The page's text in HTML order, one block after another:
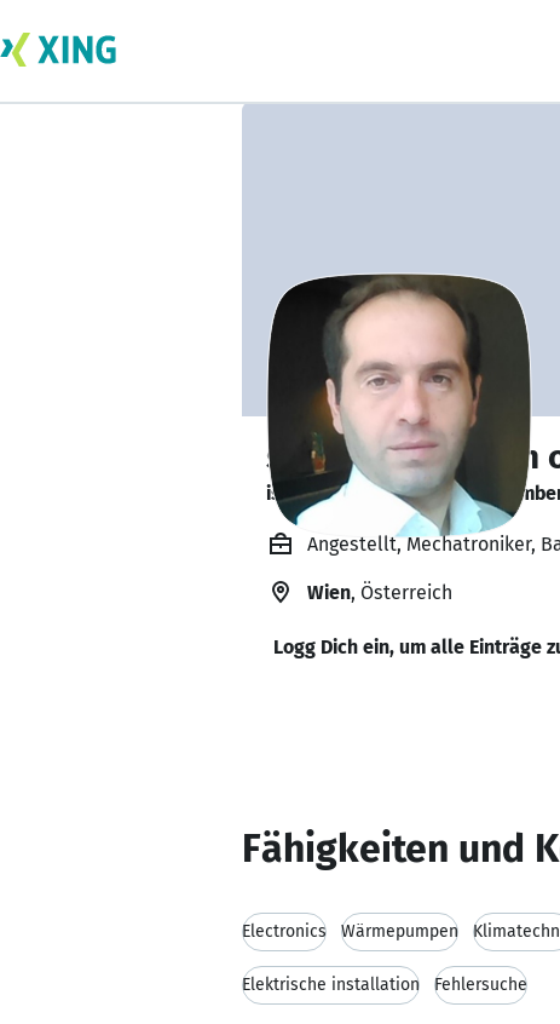
saeid akbarzadeh
is looking for a new team
Angestellt, Mechatroniker,
Wien, Österreich
Logg Dich ein, um alle Einträge
Fähigkeiten und
Electronics Wärmepumpen
Elektrische installation Fehlersuche